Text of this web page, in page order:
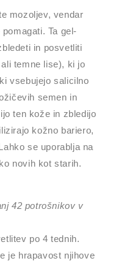
mozoljev, vendar
Ta gel-
in posvetliti
temne lise), ki jo
vsebujejo salicilno
semen in
ten kože in zbledijo
kožno bariero,
se uporablja na
novih kot starih.
42 potrošnikov v
po 4 tednih.
je hrapavost njihove